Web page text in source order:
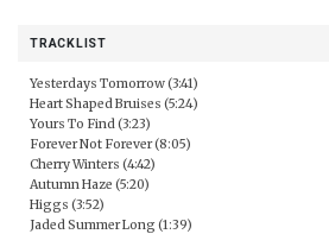
TRACKLIST
Yesterdays Tomorrow (3:41)
Heart Shaped Bruises (5:24)
Yours To Find (3:23)
Forever Not Forever (8:05)
Cherry Winters (4:42)
Autumn Haze (5:20)
Higgs (3:52)
Jaded Summer Long (1:39)